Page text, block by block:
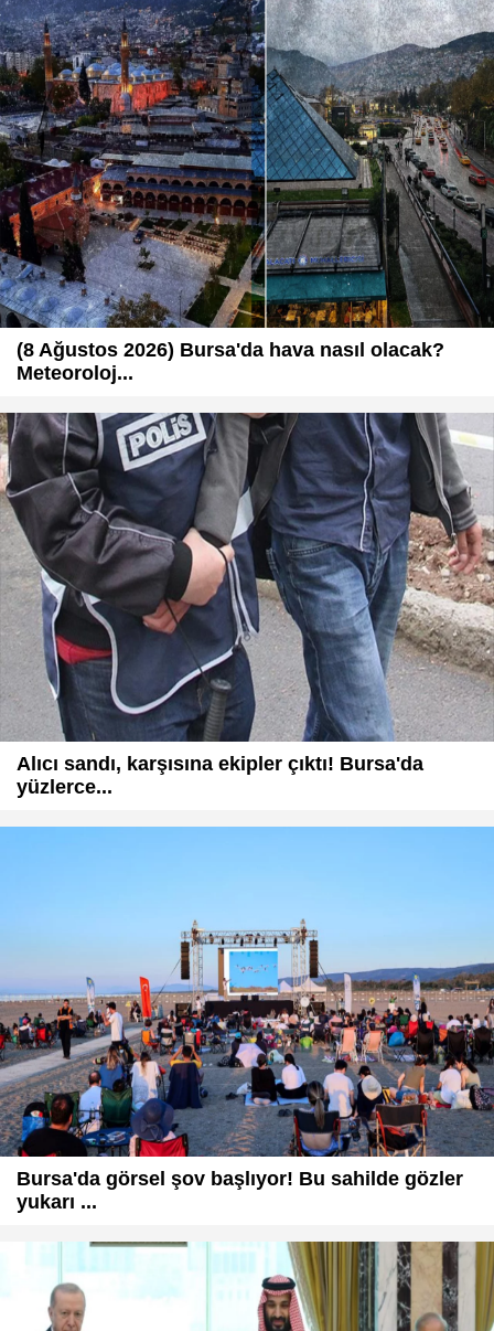
(8 Ağustos 2026) Bursa'da hava nasıl olacak?
Meteoroloj...
Alıcı sandı, karşısına ekipler çıktı! Bursa'da
yüzlerce...
Bursa'da görsel şov başlıyor! Bu sahilde gözler
yukarı ...